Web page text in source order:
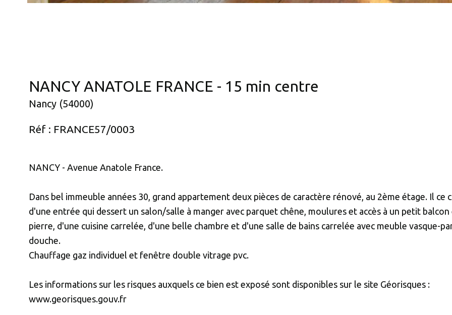
NANCY ANATOLE FRANCE - 15 min centre
Nancy (54000)
Réf : FRANCE57/0003
NANCY - Avenue Anatole France.
Dans bel immeuble années 30, grand appartement deux pièces de caractère rénové, au 2ème étage. Il ce
d'une entrée qui dessert un salon/salle à manger avec parquet chêne, moulures et accès à un petit balcon
pierre, d'une cuisine carrelée, d'une belle chambre et d'une salle de bains carrelée avec meuble vasque-
douche.
Chauffage gaz individuel et fenêtre double vitrage pvc.
Les informations sur les risques auxquels ce bien est exposé sont disponibles sur le site Géorisques :
www.georisques.gouv.fr